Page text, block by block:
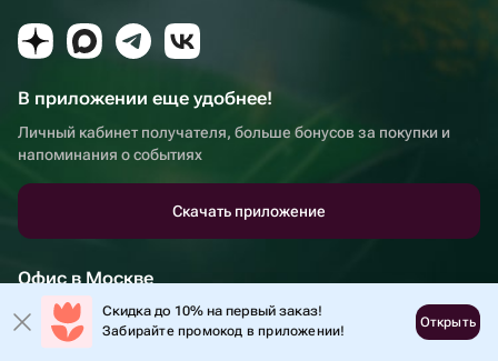
В приложении еще удобнее!
Личный кабинет получателя, больше бонусов за покупки и
напоминания о событиях
Скачать приложение
Офис в Москве
г. Москва, Садовническая набережная, д. 9, помещение 2/3
Режим работы: круглосуточно
Скидка до 10% на первый заказ!
Забирайте промокод в приложении!
Открыть